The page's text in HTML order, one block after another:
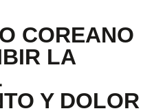
COREANO
LA
Y DOLOR